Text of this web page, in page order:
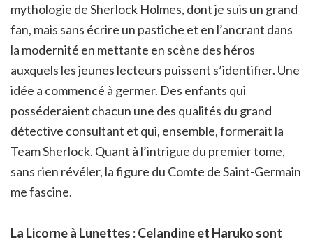
mythologie de Sherlock Holmes, dont je suis un grand
fan, mais sans écrire un pastiche et en l’ancrant dans
la modernité en mettante en scène des héros
auxquels les jeunes lecteurs puissent s’identifier. Une
idée a commencé à germer. Des enfants qui
posséderaient chacun une des qualités du grand
détective consultant et qui, ensemble, formerait la
Team Sherlock. Quant à l’intrigue du premier tome,
sans rien révéler, la figure du Comte de Saint-Germain
me fascine.
La Licorne à Lunettes : Celandine et Haruko sont